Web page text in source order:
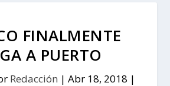
FINALMENTE
A PUERTO
Redacción | Abr 18, 2018 |